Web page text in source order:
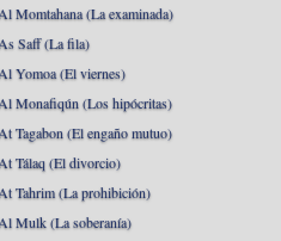
Momtahana (La examinada)
Saff (La fila)
Yomoa (El viernes)
Monafiqún (Los hipócritas)
Tagabon (El engaño mutuo)
Tálaq (El divorcio)
Tahrim (La prohibición)
Mulk (La soberanía)